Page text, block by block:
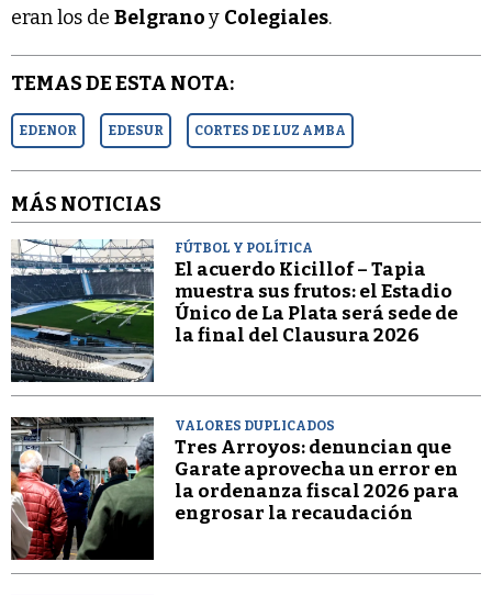
eran los de Belgranoy Colegiales.
TEMAS DE ESTA NOTA:
EDENOR EDESUR CORTES DE LUZ AMBA
MÁS NOTICIAS
FÚTBOL Y POLÍTICA
El acuerdo Kicillof – Tapia
muestra sus frutos: el Estadio
Único de La Plata será sede de
la final del Clausura 2026
VALORES DUPLICADOS
Tres Arroyos: denuncian que
Garate aprovecha un error en
la ordenanza fiscal 2026 para
engrosar la recaudación